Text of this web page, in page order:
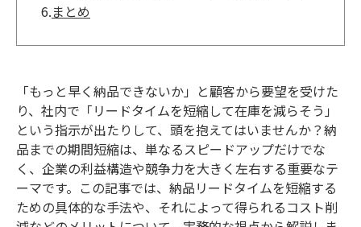
6.まとめ
「もっと早く納品できないか」と顧客から要望を受けた
り、社内で「リードタイムを短縮して在庫を減らそう」
という指示が出たりして、頭を抱えてはいませんか？納
品までの期間短縮は、単なるスピードアップだけでな
く、企業の利益構造や競争力を大きく左右する重要なテ
ーマです。この記事では、納品リードタイムを短縮する
ための具体的な手法や、それによって得られるコスト削